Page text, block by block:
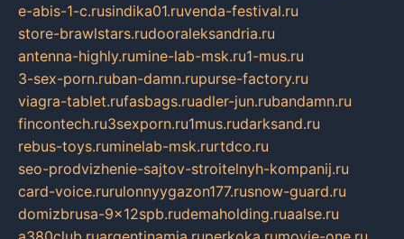
e-abis-1-c.rusindika01.ruvenda-festival.ru
store-brawlstars.rudooraleksandria.ru
antenna-highly.rumine-lab-msk.ru1-mus.ru
3-sex-porn.ruban-damn.rupurse-factory.ru
viagra-tablet.rufasbags.ruadler-jun.rubandamn.ru
fincontech.ru3sexporn.ru1mus.rudarksand.ru
rebus-toys.ruminelab-msk.rurtdco.ru
seo-prodvizhenie-sajtov-stroitelnyh-kompanij.ru
card-voice.rurulonnyygazon177.rusnow-guard.ru
domizbrusa-9x12spb.rudemaholding.ruaalse.ru